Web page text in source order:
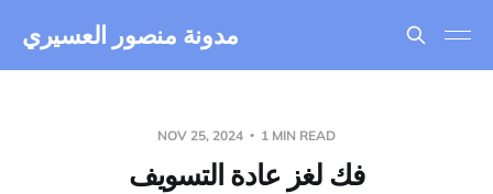
مدونة منصور العسيري
NOV 25, 2024 1 MIN READ
فك لغز عادة التسويف